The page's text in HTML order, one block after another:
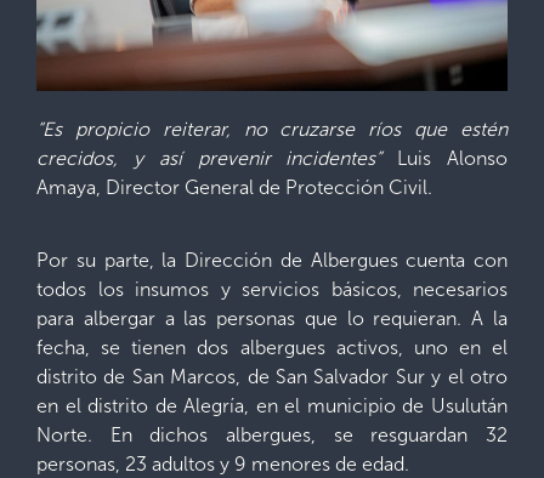
“Es propicio reiterar, no cruzarse ríos que estén
crecidos, y así prevenir incidentes”Luis Alonso
Amaya, Director General de Protección Civil.
Por su parte, la Dirección de Albergues cuenta con
todos los insumos y servicios básicos, necesarios
para albergar a las personas que lo requieran. A la
fecha, se tienen dos albergues activos, uno en el
distrito de San Marcos, de San Salvador Sur y el otro
en el distrito de Alegría, en el municipio de Usulután
Norte. En dichos albergues, se resguardan 32
personas, 23 adultos y 9 menores de edad.